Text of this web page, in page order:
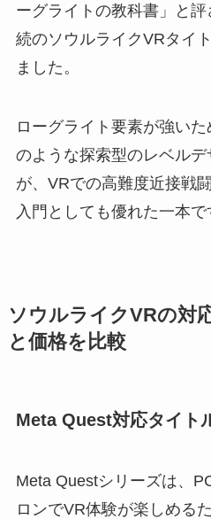
ーグライトの教科書」と
続のソウルライクVRタイ
ました。
ローグライト要素が強い
のような探索型のレベル
が、VRでの高難度近接戦
入門としても優れた一本で
ソウルライクVRの対
と価格を比較
Meta Quest対応タイト
Meta Questシリーズは、
ロンでVR体験が楽しめる